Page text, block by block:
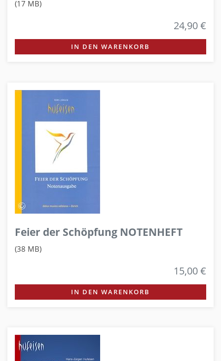
(17 MB)
24,90 €
IN DEN WARENKORB
Feier der Schöpfung NOTENHEFT
(38 MB)
15,00 €
IN DEN WARENKORB